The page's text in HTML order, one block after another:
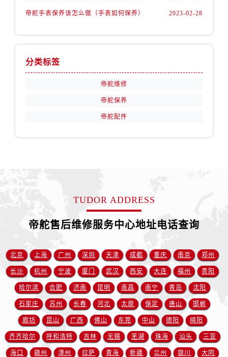
山西省吕梁市离石区永宁中路与建设街交叉口帝舵售后服务中心（需提前预约）
天津市和平区赤峰道136号天津国际金融中心26层2603室帝舵售后服务中心（需提前预约）
安徽省淮南市田家庵区国庆中路帝舵售后服务中心（需提前预约）
安徽省黄山市屯溪区黄山西路帝舵售后服务中心（需提前预约）
安徽省六安市金安区解放中路帝舵售后服务中心（需提前预约）
安徽省马鞍山市雨山区湖南西路帝舵售后服务中心（需提前预约）
安徽省宿州市埇桥区人民中路帝舵售后服务中心（需提前预约）
安徽省铜陵市铜官区石城大道帝舵售后服务中心（需提前预约）
安徽省芜湖市镜湖区中山路步行街帝舵售后服务中心（需提前预约）
安徽省宣城市宣州区叠嶂西路帝舵售后服务中心（需提前预约）
帝舵手表保养该怎么做（手表如何保养） 2023-02-28
分类标签
帝舵维修
帝舵保养
帝舵配件
TUDOR ADDRESS
帝舵售后维修服务中心地址电话查询
北京 上海 广州 深圳 天津 成都 重庆 南京 郑州
长沙 杭州 宁波 厦门 武汉 西安 大连 福州 贵阳
哈尔滨 合肥 济南 昆明 南昌 南宁 青岛 沈阳
石家庄 苏州 长春 河北 太原 保定 唐山 邯郸
廊坊 昆山 广西 佛山 东莞 中山 德阳 绵阳
齐齐哈尔 呼和浩特 吉林 无锡 芜湖 珠海 汕头 三亚
海口 赣州 漳州 拉萨 青海 新疆 兰州 银川 大同